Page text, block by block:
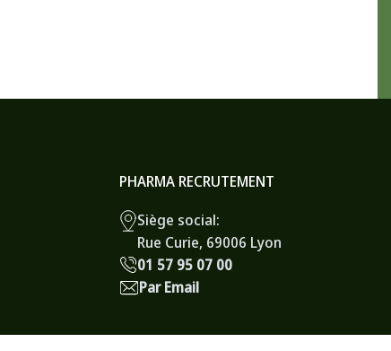
PHARMA RECRUTEMENT
Siège social:
Rue Curie, 69006 Lyon
01 57 95 07 00
Par Email